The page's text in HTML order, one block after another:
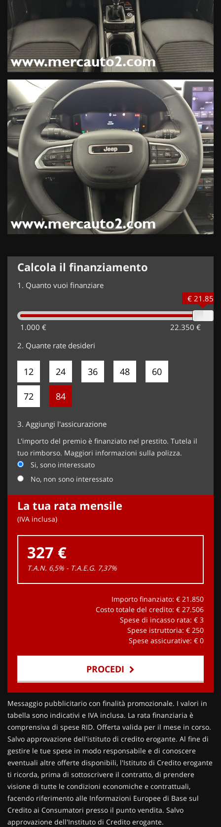
Calcola il finanziamento
1. Quanto vuoi finanziare
1.000 € 22.350 €
€ 21.850
2. Quante rate desideri
12 24 36 48 60
72 84
3. Aggiungi l'assicurazione
L'importo del premio è finanziato nel prestito. Tutela il
tuo rimborso. Maggiori informazioni sulla polizza.
Si, sono interessato
No, non sono interessato
La tua rata mensile
(IVA inclusa)
327 €
T.A.N. 6,5% - T.A.E.G. 7,37%
Importo finanziato: € 21.850
Costo totale del credito: € 27.506
Spese di incasso rata: € 3
Spese istruttoria: € 250
Spese assicurative: € 0
PROCEDI
Contattaci
Messaggio pubblicitario con finalità promozionale. I valori in
tabella sono indicativi e IVA inclusa. La rata finanziaria è
comprensiva di spese RID. Offerta valida per il mese in corso.
Salvo approvazione dell'istituto di credito erogante. Al fine di
gestire le tue spese in modo responsabile e di conoscere
eventuali altre offerte disponibili, l'Istituto di Credito erogante
ti ricorda, prima di sottoscrivere il contratto, di prendere
visione di tutte le condizioni economiche e contrattuali,
facendo riferimento alle Informazioni Europee di Base sul
Credito ai Consumatori presso il punto vendita. Salvo
approvazione dell'Instituto di Credito erogante.